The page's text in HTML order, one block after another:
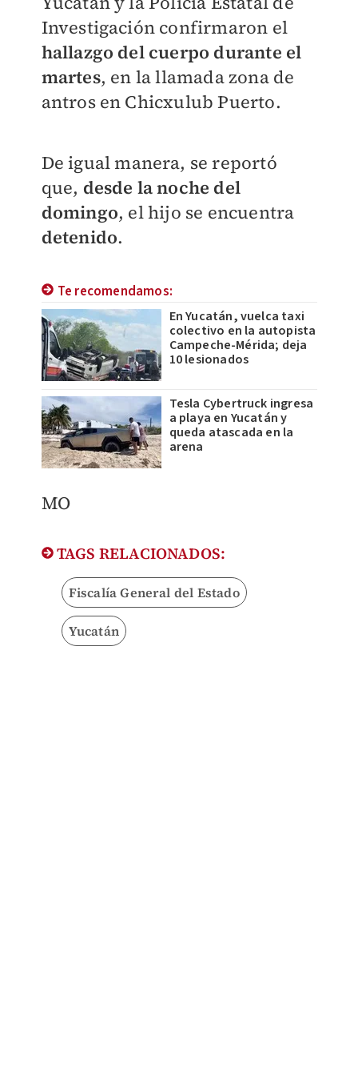
Investigación confirmaron el
hallazgo del cuerpo durante el
martes, en la llamada zona de
antros en Chicxulub Puerto.
De igual manera, se reportó
que, desde la noche del
domingo, el hijo se encuentra
detenido.
Te recomendamos:
En Yucatán, vuelca taxi
colectivo en la autopista
Campeche-Mérida; deja
10 lesionados
Tesla Cybertruck ingresa
a playa en Yucatán y
queda atascada en la
arena
MO
TAGS RELACIONADOS:
Fiscalía General del Estado
Yucatán